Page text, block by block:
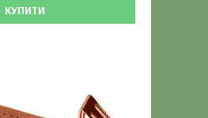
КУПИТИ